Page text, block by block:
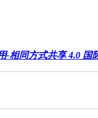
知识共享署名-非商业